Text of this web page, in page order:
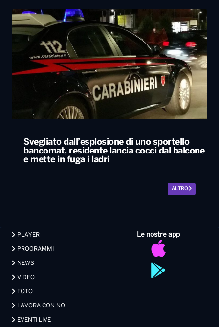
Svegliato dall’esplosione di uno sportello
bancomat, residente lancia cocci dal balcone
e mette in fuga i ladri
ALTRO
Le nostre app
PLAYER
PROGRAMMI
NEWS
VIDEO
FOTO
LAVORA CON NOI
EVENTI LIVE